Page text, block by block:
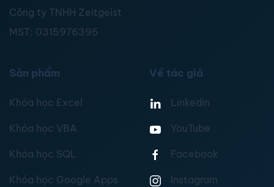
Công ty TNHH Zeitgeist
MST: 0315976395
Sản phẩm
Khóa học Excel
Khóa học VBA
Khóa học SQL
Khóa học Google Apps
Về tác giả
Linkedin
YouTube
Facebook
Instagram